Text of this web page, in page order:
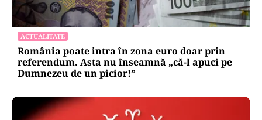
ACTUALITATE
România poate intra în zona euro doar prin
referendum. Asta nu înseamnă „că-l apuci pe
Dumnezeu de un picior!”